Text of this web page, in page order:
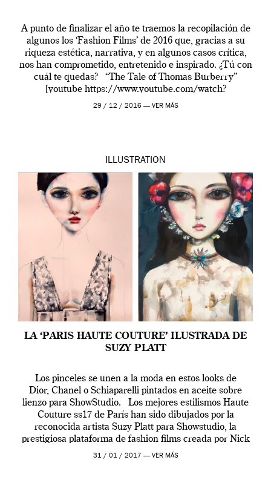
A punto de finalizar el año te traemos la recopilación de
algunos los ‘Fashion Films’ de 2016 que, gracias a su
riqueza estética, narrativa, y en algunos casos crítica,
nos han comprometido, entretenido e inspirado. ¿Tú con
cuál te quedas? “The Tale of Thomas Burberry”
[youtube https://www.youtube.com/watch?
v=6D5IZtDCS5c?rel=0&w=555&h=312] Sin duda tenía
29 / 12 / 2016 — VER MÁS
ILLUSTRATION
LA ‘PARIS HAUTE COUTURE’ ILUSTRADA DE
SUZY PLATT
Los pinceles se unen a la moda en estos looks de
Dior, Chanel o Schiaparelli pintados en aceite sobre
lienzo para ShowStudio. Los mejores estilismos Haute
Couture ss17 de París han sido dibujados por la
reconocida artista Suzy Platt para Showstudio, la
prestigiosa plataforma de fashion films creada por Nick
Knight. Como viene siendo habitual, la […]
31 / 01 / 2017 — VER MÁS